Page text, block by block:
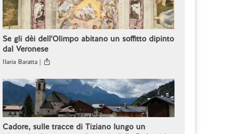
Se gli dèi dell'Olimpo abitano un soffitto dipinto
dal Veronese
Ilaria Baratta |
Cadore, sulle tracce di Tiziano lungo un